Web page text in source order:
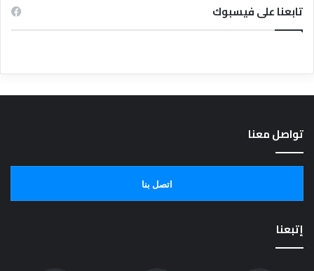
تابعنا على فيسبوك
تواصل معنا
اتصل بنا
إتبعنا